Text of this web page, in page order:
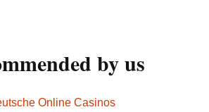
by us
Online Casinos